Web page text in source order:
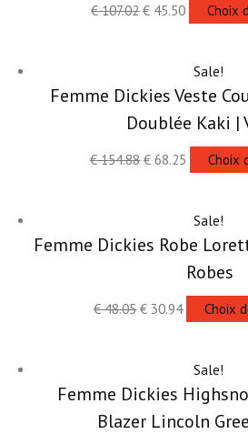
€107.02 € 45.50 Choix
Sale!
Femme Dickies Veste
Doublée Kaki |
€154.88 € 68.25 Choix
Sale!
Femme Dickies Robe
Robes
€48.05 € 30.94 Choix
Sale!
Femme Dickies
Blazer Lincoln